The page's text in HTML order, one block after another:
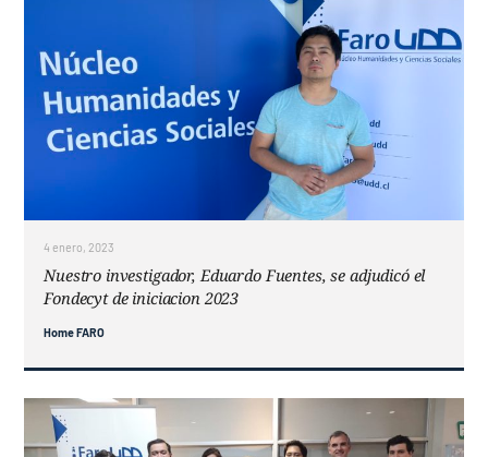
4 enero, 2023
Nuestro investigador, Eduardo Fuentes, se adjudicó el
Fondecyt de iniciacion 2023
Home FARO